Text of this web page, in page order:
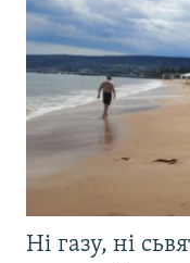
Ні газу, ні